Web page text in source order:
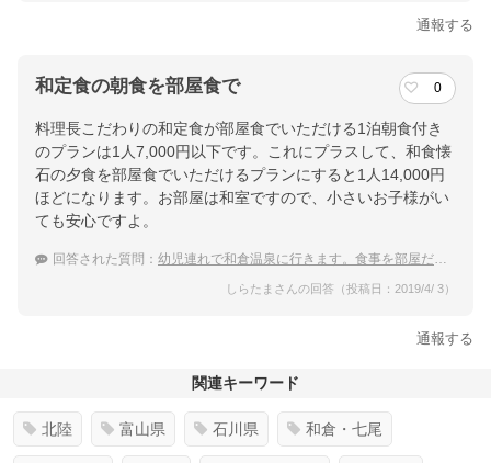
通報する
和定食の朝食を部屋食で 0
料理長こだわりの和定食が部屋食でいただける1泊朝食付き
のプランは1人7,000円以下です。これにプラスして、和食懐
石の夕食を部屋食でいただけるプランにすると1人14,000円
ほどになります。お部屋は和室ですので、小さいお子様がい
ても安心ですよ。
回答された質問： 幼児連れで和倉温泉に行きます。食事を部屋だししてくれる温泉宿はありますか？
しらたまさんの回答（投稿日：2019/4/ 3）
通報する
関連キーワード
北陸 富山県 石川県 和倉・七尾